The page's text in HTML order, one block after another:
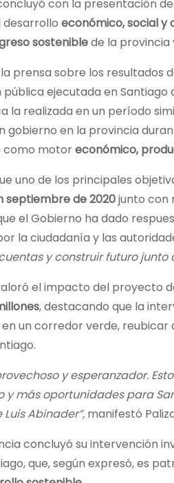
con la presentación
desarrollo económico, social y
sosteniblede la provincia
prensa sobre los resultados
ejecutada en
la realizada en un período
gobierno en la provincia
como motoreconómico,
uno de los principales
septiembre de 2020junto con
el Gobierno ha dado
la ciudadanía y las
y construir futuro junto
el impacto del proyecto
, destacando que la
en un corredor verde, reubicar
y esperanzador.
y más oportunidades para
Abinader”, manifestó
concluyó su intervención
que, según expresó, es